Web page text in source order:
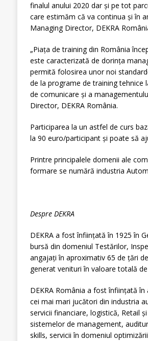
finalul anului 2020 dar şi pe tot
care estimăm că va continua și în
Managing Director, DEKRA
„Piaţa de training din România
este caracterizată de dorinţa
permită folosirea unor noi
de la programe de training
de comunicare și a
Director, DEKRA România.
Participarea la un astfel de curs
la 90 euro/participant şi poate să
Printre principalele domenii ale
formare se numără industria
Despre DEKRA
DEKRA a fost înființată în 1925 în
bursă din domeniul Testărilor,
angajaţi în aproximativ 65 de țări
generat venituri în valoare totală
DEKRA România a fost înființată
cei mai mari jucători din industria
servicii financiare, logistică, Retail
sistemelor de management,
skills, servicii în domeniul